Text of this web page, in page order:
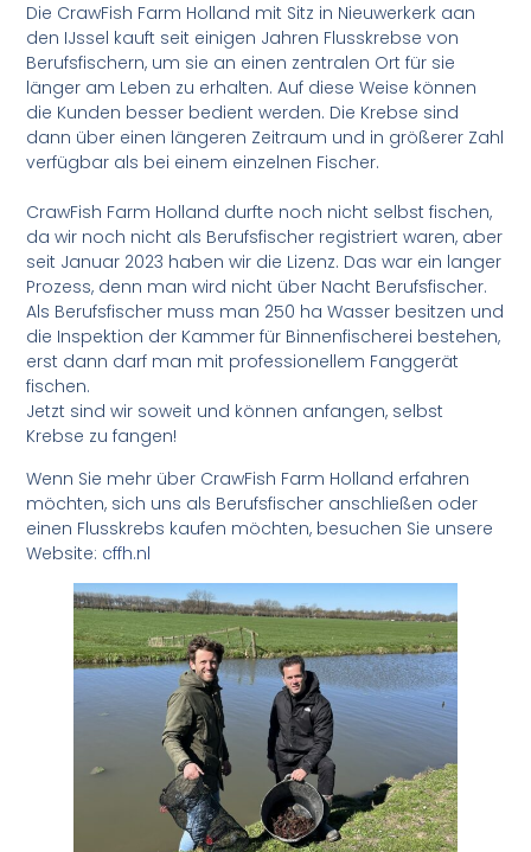
Die CrawFish Farm Holland mit Sitz in Nieuwerkerk aan
den IJssel kauft seit einigen Jahren Flusskrebse von
Berufsfischern, um sie an einen zentralen Ort für sie
länger am Leben zu erhalten. Auf diese Weise können
die Kunden besser bedient werden. Die Krebse sind
dann über einen längeren Zeitraum und in größerer Zahl
verfügbar als bei einem einzelnen Fischer.
CrawFish Farm Holland durfte noch nicht selbst fischen,
da wir noch nicht als Berufsfischer registriert waren, aber
seit Januar 2023 haben wir die Lizenz. Das war ein langer
Prozess, denn man wird nicht über Nacht Berufsfischer.
Als Berufsfischer muss man 250 ha Wasser besitzen und
die Inspektion der Kammer für Binnenfischerei bestehen,
erst dann darf man mit professionellem Fanggerät
fischen.
Jetzt sind wir soweit und können anfangen, selbst
Krebse zu fangen!
Wenn Sie mehr über CrawFish Farm Holland erfahren
möchten, sich uns als Berufsfischer anschließen oder
einen Flusskrebs kaufen möchten, besuchen Sie unsere
Website: cffh.nl